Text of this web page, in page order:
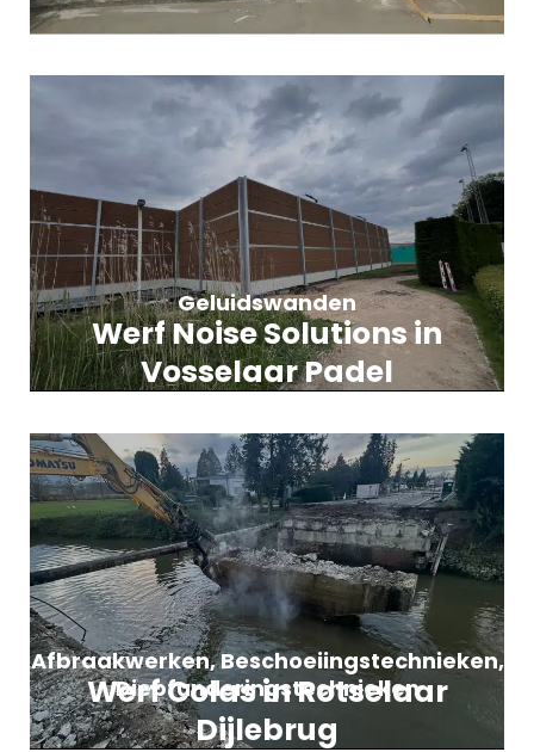
Geluidswanden
Werf Noise Solutions in
Vosselaar Padel
Afbraakwerken,Beschoeiingstechnieken,
Diepfunderingstechnieken
Werf Colas in Rotselaar
Dijlebrug